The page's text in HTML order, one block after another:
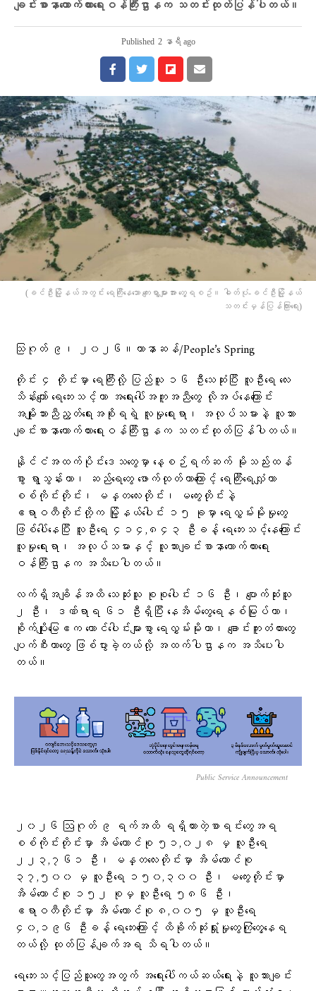
ချင်းစာနာထောက်ထားရေးဝန်ကြီးဌာနက သတင်းထုတ်ပြန်ပါတယ်။
Published 2 နာရီ ago
(ခင်ဦးမြို့နယ်အတွင်း ရေကြီးနေသော ကျေးရွာများအား တွေ့ရစဥ်။ ဓါတ်ပုံ-ခင်ဦးမြို့နယ်
သတင်းမှန်ပြန်ကြားရေး)
သြဂုတ် ၉၊ ၂၀၂၆။ဟာနာဆန်/People’s Spring
တိုင်း ၄ တိုင်းမှာ ရေကြီးလို့ ပြည်သူ ၁၆ ဦးသေဆုံးပြီး လူဦးရေ လေး
သိန်းကျော် ရေဘေးသင့်ကာ အရေးပေါ်အကူအညီတွေ လိုအပ်နေကြောင်း
အမျိုးသားညီညွတ်ရေးအစိုးရရဲ့ လူမှုရေးရာ၊ အလုပ်သမားနဲ့ လူသား
ချင်းစာနာထောက်ထားရေးဝန်ကြီးဌာနက သတင်းထုတ်ပြန်ပါတယ်။
နိုင်ငံအထက်ပိုင်းဒေသတွေမှာ နေ့စဉ်ရက်ဆက် မိုးသည်းထန်
စွာ ရွာသွန်းတာ၊ ဆည်ရေတွေ ဖောက်ထုတ်တာကြောင့် ရေကြီးရေလျှံကာ
စစ်ကိုင်းတိုင်း၊ မန္တလေးတိုင်း၊ မကွေးတိုင်းနဲ့
ဧရာဝတီတိုင်းတို့က မြို့နယ်ပေါင်း ၁၅ ခုမှာ ရေလွှမ်းမိုးမှုတွေ
ဖြစ်ပေါ်နေပြီး လူဦးရေ ၄၁၄,၈၄၃ ဦးခန့် ရေဘေးသင့်နေကြောင်း
လူမှုရေးရာ၊ အလုပ်သမားနှင့် လူသားချင်းစာနာထောက်ထားရေး
ဝန်ကြီးဌာနက အသိပေးပါတယ်။
လက်ရှိအချိန်အထိ သေဆုံးသူ စုစုပေါင်း ၁၆ ဦး၊ ပျောက်ဆုံးသူ
၂ ဦး၊ ဒဏ်ရာရ ၆၁ ဦးရှိပြီး နေအိမ်တွေရေနစ်မြုပ်တာ၊
စိုက်ပျိုးမြေဧက ထောင်ပေါင်းများစွာ ရေလွှမ်းမိုးတာ၊ ချောင်းကူးတံတားတွေ
ပျက်စီးတာတွေ ဖြစ်ပွားခဲ့တယ်လို့ အထက်ပါဌာနက အသိပေးပါ
တယ်။
Public Service Announcement
၂၀၂၆ ဩဂုတ် ၉ ရက်အထိ ရရှိထားတဲ့စာရင်းတွေအရ
စစ်ကိုင်းတိုင်းမှာ အိမ်ထောင်စု ၅၁,၀၂၈ မှ လူဦးရေ
၂၂၃,၇၆၁ ဦး၊ မန္တလေးတိုင်းမှာ အိမ်ထောင်စု
၃၇,၅၀၀ မှ လူဦးရေ ၁၅၀,၃၀၀ ဦး၊ မကွေးတိုင်းမှာ
အိမ်ထောင်စု ၁၅၂ စုမှ လူဦးရေ ၅၈၆ ဦး၊
ဧရာဝတီတိုင်းမှာ အိမ်ထောင်စု ၈,၀၀၅ မှ လူဦးရေ
၄၀,၁၉၆ ဦးခန့် ရေဘေးကြောင့် ထိခိုက်ဆုံးရှုံးမှုတွေကြုံတွေ့နေရ
တယ်လို့ ထုတ်ပြန်ချက်အရ သိရပါတယ်။
ရေဘေးသင့်ပြည်သူတွေအတွက် အရေးပေါ်ကယ်ဆယ်ရေးနဲ့ လူသားချင်း